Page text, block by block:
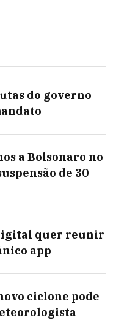
do governo
a Bolsonaro no
de 30
quer reunir
app
ciclone pode